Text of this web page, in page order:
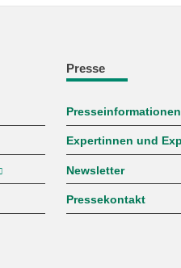
Presse
Presseinformationen
Expertinnen und
Newsletter
Pressekontakt